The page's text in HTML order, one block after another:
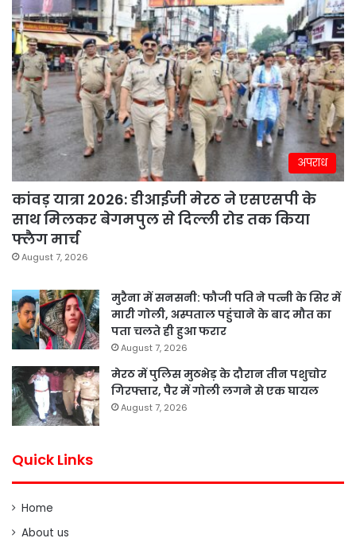
अपराध
कांवड़ यात्रा 2026: डीआईजी मेरठ ने एसएसपी के
साथ मिलकर बेगमपुल से दिल्ली रोड तक किया
फ्लैग मार्च
August 7, 2026
मुरैना में सनसनी: फौजी पति ने पत्नी के सिर में
मारी गोली, अस्पताल पहुंचाने के बाद मौत का
पता चलते ही हुआ फरार
August 7, 2026
मेरठ में पुलिस मुठभेड़ के दौरान तीन पशुचोर
गिरफ्तार, पैर में गोली लगने से एक घायल
August 7, 2026
Quick Links
Home
About us